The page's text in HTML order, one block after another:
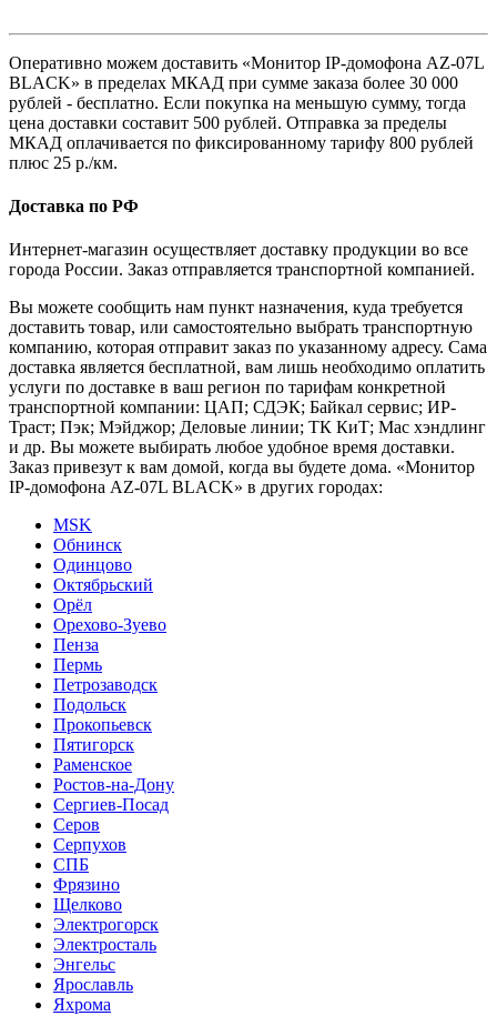
Оперативно можем доставить «Монитор IP-домофона AZ-07L
BLACK» в пределах МКАД при сумме заказа более 30 000
рублей - бесплатно. Если покупка на меньшую сумму, тогда
цена доставки составит 500 рублей. Отправка за пределы
МКАД оплачивается по фиксированному тарифу 800 рублей
плюс 25 р./км.
Доставка по РФ
Интернет-магазин осуществляет доставку продукции во все
города России. Заказ отправляется транспортной компанией.
Вы можете сообщить нам пункт назначения, куда требуется
доставить товар, или самостоятельно выбрать транспортную
компанию, которая отправит заказ по указанному адресу. Сама
доставка является бесплатной, вам лишь необходимо оплатить
услуги по доставке в ваш регион по тарифам конкретной
транспортной компании: ЦАП; СДЭК; Байкал сервис; ИР-
Траст; Пэк; Мэйджор; Деловые линии; ТК КиТ; Мас хэндлинг
и др. Вы можете выбирать любое удобное время доставки.
Заказ привезут к вам домой, когда вы будете дома. «Монитор
IP-домофона AZ-07L BLACK» в других городах:
MSK
Обнинск
Одинцово
Октябрьский
Орёл
Орехово-Зуево
Пенза
Пермь
Петрозаводск
Подольск
Прокопьевск
Пятигорск
Раменское
Ростов-на-Дону
Сергиев-Посад
Серов
Серпухов
СПБ
Фрязино
Щелково
Электрогорск
Электросталь
Энгельс
Ярославль
Яхрома